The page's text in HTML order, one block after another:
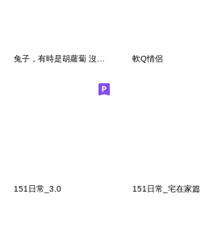
軟Q情侶
151日常_3.0 151日常_宅在家篇